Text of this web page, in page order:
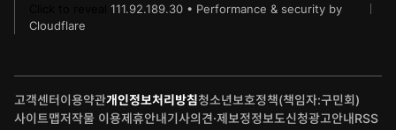
111.92.189.30 • Performance & security by
Cloudflare
고객센터이용약관개인정보처리방침청소년보호정책(책임자:구민회)
사이트맵저작물 이용제휴안내기사의견·제보정정보도신청광고안내RSS